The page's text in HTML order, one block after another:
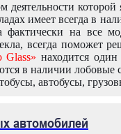
которой
имеет всегда в
на все
всегда поможет
Glass» находится
в наличии лобовые
автобусы,
автомобилей